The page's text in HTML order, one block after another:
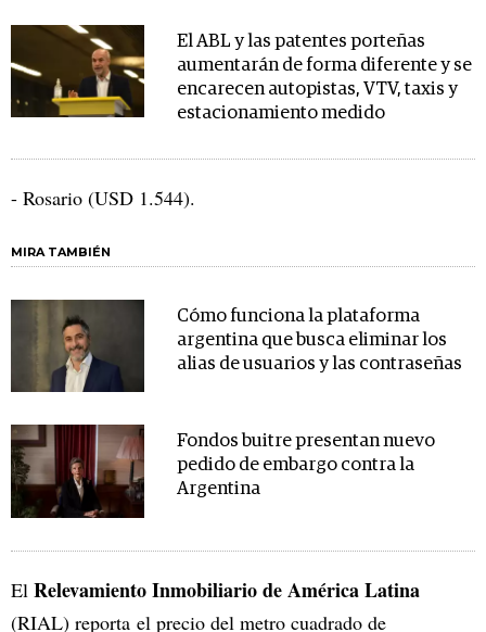
El ABL y las patentes porteñas
aumentarán de forma diferente y se
encarecen autopistas, VTV, taxis y
estacionamiento medido
- Rosario (USD 1.544).
MIRA TAMBIÉN
Cómo funciona la plataforma
argentina que busca eliminar los
alias de usuarios y las contraseñas
Fondos buitre presentan nuevo
pedido de embargo contra la
Argentina
El Relevamiento Inmobiliario de América Latina
(RIAL) reporta el precio del metro cuadrado de